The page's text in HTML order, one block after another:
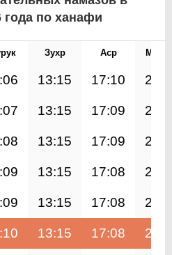
года по ханафи
Зухр Аср
13:15 17:10
13:15 17:09
13:15 17:09
13:15 17:08
13:15 17:08
13:15 17:08